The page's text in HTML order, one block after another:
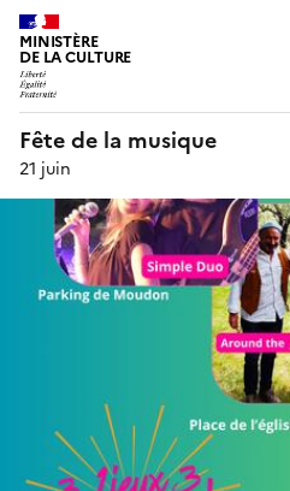
MINISTÈRE
DE LA CULTURE
Fête de la musique
21 juin